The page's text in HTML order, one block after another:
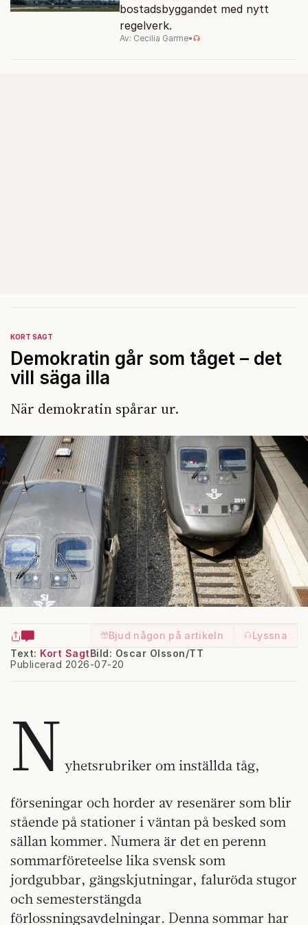
bostadsbyggandet med nytt
regelverk.
Av: Cecilia Garme•
KORT SAGT
Demokratin går som tåget – det
vill säga illa
När demokratin spårar ur.
Bjud någon på artikeln
Lyssna
Text: Kort Sagt
Publicerad 2026-07-20
Bild: Oscar Olsson/TT
N yhetsrubriker om inställda tåg,
förseningar och horder av resenärer som blir
stående på stationer i väntan på besked som
sällan kommer. Numera är det en perenn
sommarföreteelse lika svensk som
jordgubbar, gängskjutningar, faluröda stugor
och semesterstängda
förlossningsavdelningar. Denna sommar har